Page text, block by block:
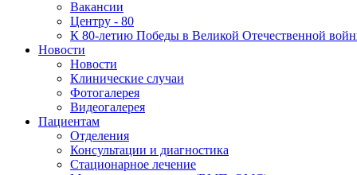
Вакансии
Центру - 80
К 80-летию Победы в Великой Отечественной
Новости
Новости
Клинические случаи
Фотогалерея
Видеогалерея
Пациентам
Отделения
Консультации и диагностика
Стационарное лечение